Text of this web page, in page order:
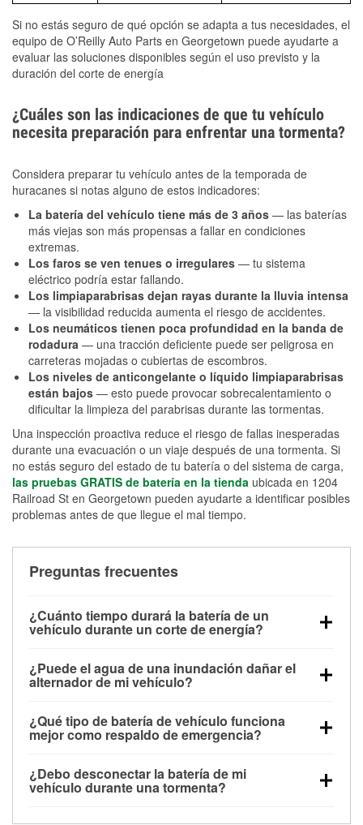
Si no estás seguro de qué opción se adapta a tus necesidades, el
equipo de O’Reilly Auto Parts en Georgetown puede ayudarte a
evaluar las soluciones disponibles según el uso previsto y la
duración del corte de energía
¿Cuáles son las indicaciones de que tu vehículo
necesita preparación para enfrentar una tormenta?
Considera preparar tu vehículo antes de la temporada de
huracanes si notas alguno de estos indicadores:
La batería del vehículo tiene más de 3 años — las baterías
más viejas son más propensas a fallar en condiciones
extremas.
Los faros se ven tenues o irregulares — tu sistema
eléctrico podría estar fallando.
Los limpiaparabrisas dejan rayas durante la lluvia intensa
— la visibilidad reducida aumenta el riesgo de accidentes.
Los neumáticos tienen poca profundidad en la banda de
rodadura — una tracción deficiente puede ser peligrosa en
carreteras mojadas o cubiertas de escombros.
Los niveles de anticongelante o líquido limpiaparabrisas
están bajos — esto puede provocar sobrecalentamiento o
dificultar la limpieza del parabrisas durante las tormentas.
Una inspección proactiva reduce el riesgo de fallas inesperadas
durante una evacuación o un viaje después de una tormenta. Si
no estás seguro del estado de tu batería o del sistema de carga,
las pruebas GRATIS de batería en la tienda ubicada en 1204
Railroad St en Georgetown pueden ayudarte a identificar posibles
problemas antes de que llegue el mal tiempo.
Preguntas frecuentes
¿Cuánto tiempo durará la batería de un
vehículo durante un corte de energía?
alimentar pequeños accesorios durante un tiempo
limitado, pero el uso repetido sin conducir el vehículo
contar con un equipo de carga de respaldo para
cortes prolongados.
¿Puede el agua de una inundación dañar el
alternador de mi vehículo?
parte baja del compartimento del motor y pueden
dañarse si se sumergen, lo que puede provocar una
días después de la exposición.
¿Qué tipo de batería de vehículo funciona
mejor como respaldo de emergencia?
para aplicaciones de ciclo profundo porque son
selladas, resistentes a las vibraciones y más
¿Debo desconectar la batería de mi
vehículo durante una tormenta?